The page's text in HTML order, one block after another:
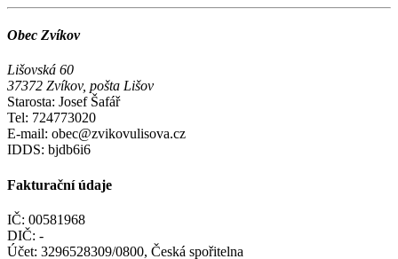
Obec Zvíkov
Lišovská 60
37372 Zvíkov, pošta Lišov
Starosta: Josef Šafář
Tel: 724773020
E-mail: obec@zvikovulisova.cz
IDDS: bjdb6i6
Fakturační údaje
IČ: 00581968
DIČ: -
Účet: 3296528309/0800, Česká spořitelna